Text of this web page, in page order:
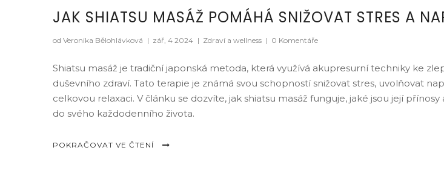
JAK SHIATSU MASÁŽ POMÁHÁ SNIŽOVAT STRES A
od Veronika Bělohlávková | zář, 4 2024 | Zdraví a wellness | 0 Komentáře
Shiatsu masáž je tradiční japonská metoda, která využívá akupresurní techniky ke
duševního zdraví. Tato terapie je známá svou schopností snižovat stres, uvolňovat
celkovou relaxaci. V článku se dozvíte, jak shiatsu masáž funguje, jaké jsou její
do svého každodenního života.
POKRAČOVAT VE ČTENÍ